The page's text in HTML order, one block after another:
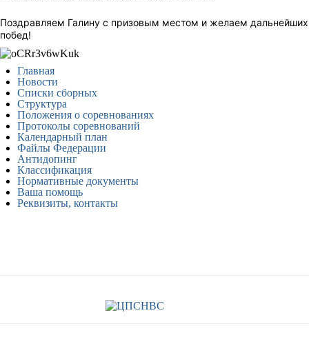
Поздравляем Галину с призовым местом и желаем дальнейших
побед!
Главная
Новости
Списки сборных
Структура
Положения о соревнованиях
Протоколы соревнований
Календарный план
Файлы Федерации
Антидопинг
Классификация
Нормативные документы
Ваша помощь
Реквизиты, контакты